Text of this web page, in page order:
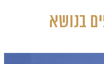
בנושא